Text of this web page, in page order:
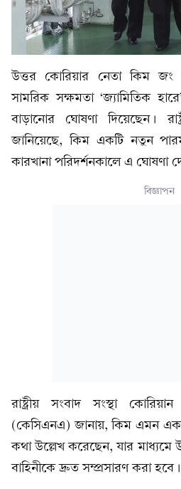
উত্তর কোরিয়ার নেতা কিম জং
সামরিক সক্ষমতা ‘জ্যামিতিক
বাড়ানোর ঘোষণা দিয়েছেন।
জানিয়েছে, কিম একটি নতুন
কারখানা পরিদর্শনকালে এ ঘোষণা
বিজ্ঞাপন
রাষ্ট্রীয় সংবাদ সংস্থা
(কেসিএনএ) জানায়, কিম এমন
কথা উল্লেখ করেছেন, যার মাধ্যমে
বাহিনীকে দ্রুত সম্প্রসারণ করা হবে।